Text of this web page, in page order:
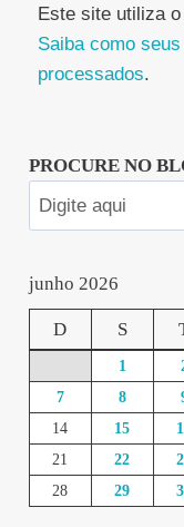
Este site utiliza
Saiba como
processados.
PROCURE NO
junho 2026
D S
1
7
8
14
15
21
22
28
29